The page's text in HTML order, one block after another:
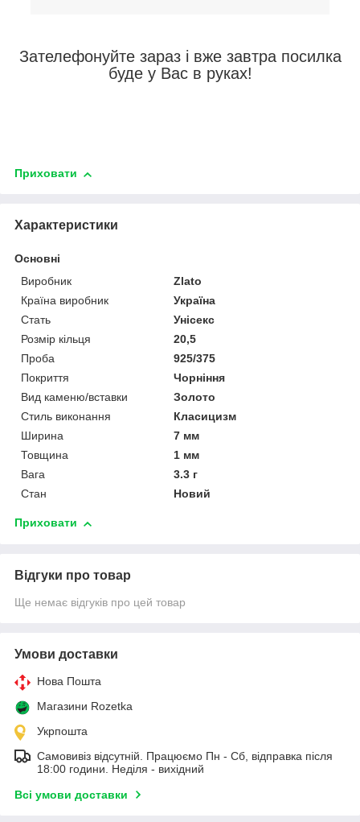
Зателефонуйте зараз і вже завтра посилка
буде у Вас в руках!
Приховати
Характеристики
Основні
Виробник
Zlato
Країна виробник
Україна
Стать
Унісекс
Розмір кільця
20,5
Проба
925/375
Покриття
Чорніння
Вид каменю/вставки
Золото
Стиль виконання
Класицизм
Ширина
7 мм
Товщина
1 мм
Вага
3.3 г
Стан
Новий
Приховати
Відгуки про товар
Ще немає відгуків про цей товар
Умови доставки
Нова Пошта
Магазини Rozetka
Укрпошта
Самовивіз відсутній. Працюємо Пн - Сб, відправка після
18:00 години. Неділя - вихідний
Всі умови доставки